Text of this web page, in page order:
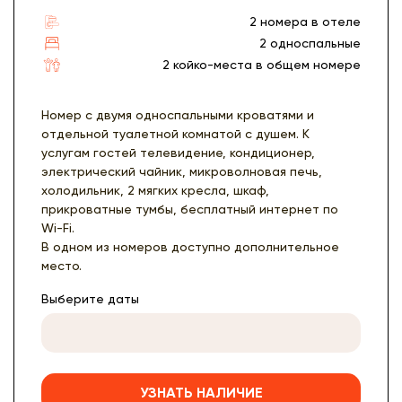
2 номера в отеле
2 односпальные
2 койко-места в общем номере
Номер с двумя односпальными кроватями и
отдельной туалетной комнатой с душем. К
услугам гостей телевидение, кондиционер,
электрический чайник, микроволновая печь,
холодильник, 2 мягких кресла, шкаф,
прикроватные тумбы, бесплатный интернет по
Wi-Fi.
В одном из номеров доступно дополнительное
место.
Выберите даты
УЗНАТЬ НАЛИЧИЕ